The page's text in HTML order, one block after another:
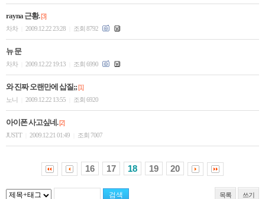
rayna 근황.[3]
차차
2009.12.22 23:28 조회 8792
뉴 문
차차 2009.12.22 19:13 조회 6990
와 진짜 오랜만에 삽질;;[1]
노니
2009.12.22 13:55 조회 6920
아이폰 사고싶네.[2]
JUSTT
2009.12.21 01:49 조회 7007
16 17 18 19 20
목록 쓰기